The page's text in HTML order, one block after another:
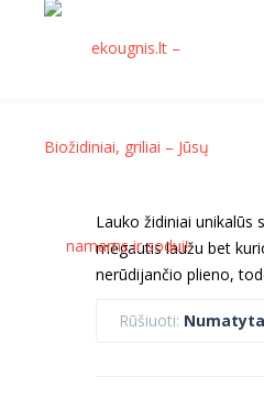
Lauko židiniai unikalūs
mėgautis laužu bet
nerūdijančio plieno,
Rūšiuoti: